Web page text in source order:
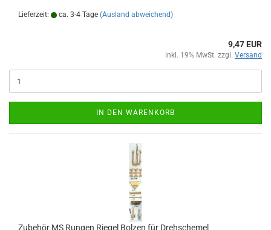
Lieferzeit: ca. 3-4 Tage (Ausland abweichend)
9,47 EUR
inkl. 19% MwSt. zzgl. Versand
IN DEN WARENKORB
Zubehör MS Rungen Riegel Bolzen für Drehschemel